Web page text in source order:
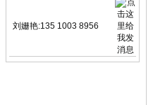
刘姗艳:135 1003 8956